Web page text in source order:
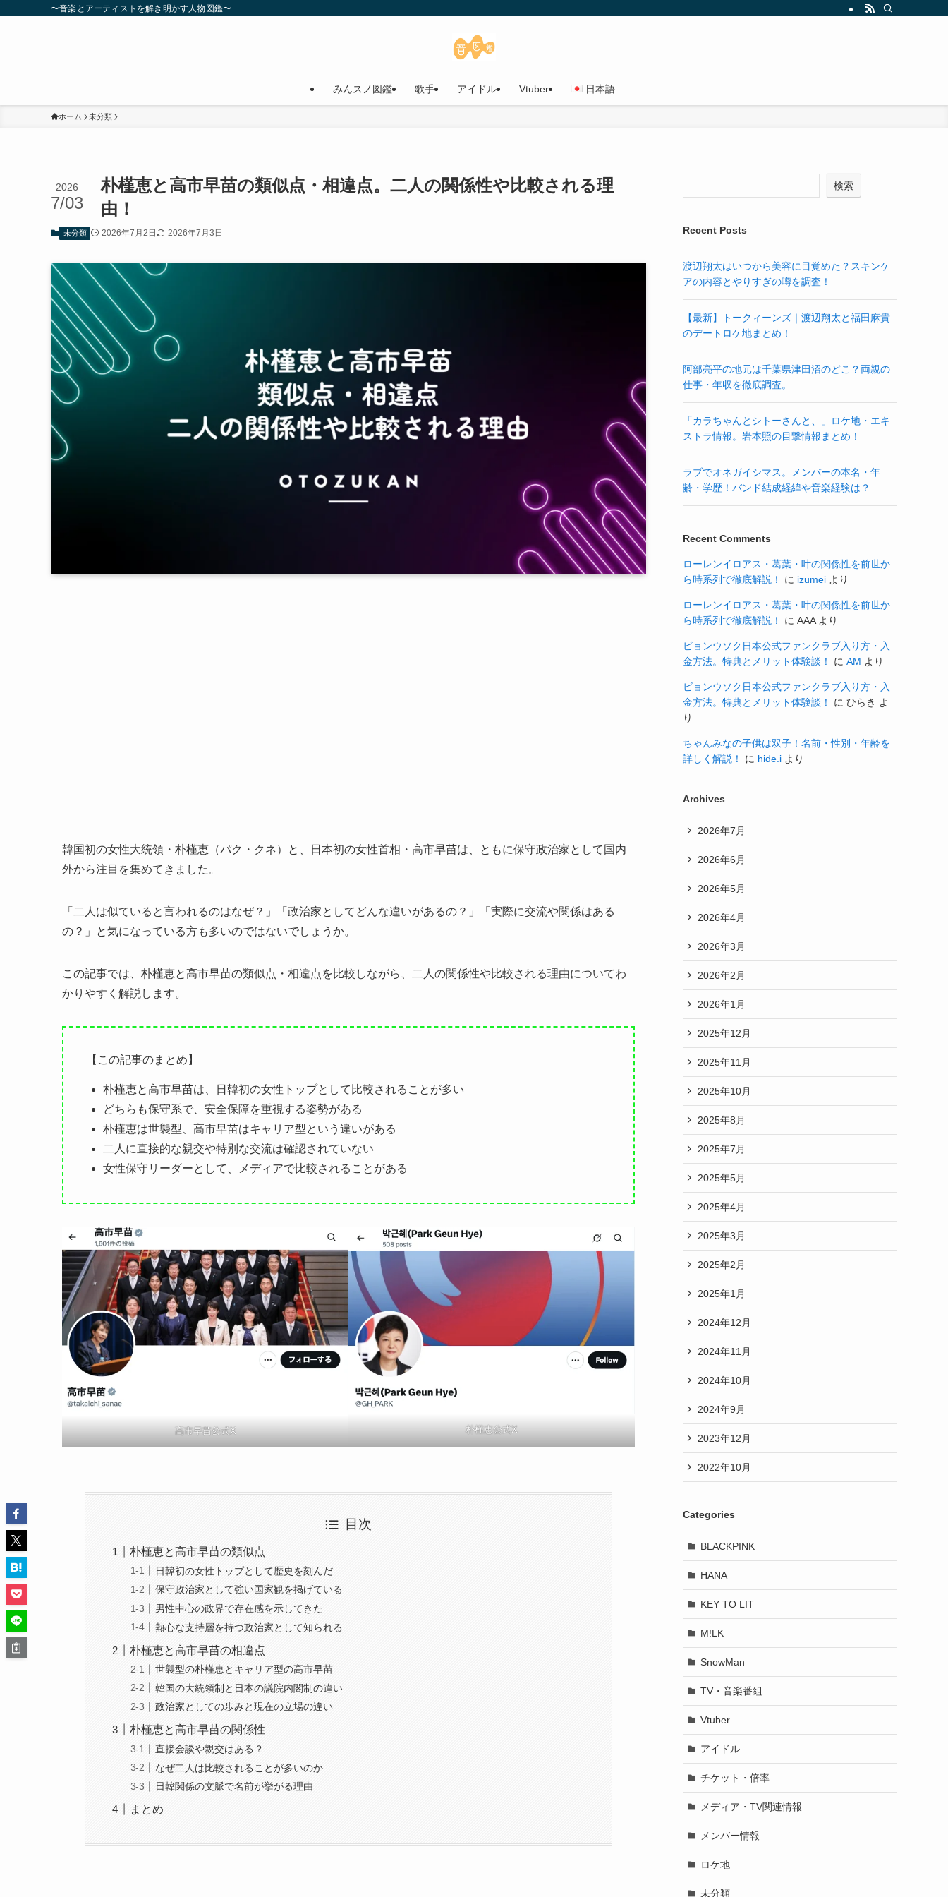
〜音楽とアーティストを解き明かす人物図鑑〜
みんスノ図鑑 歌手 アイドル Vtuber 日本語
ホーム 未分類
朴槿恵と高市早苗の類似点・相違点。二人の関係性や比較される理
由！
2026
7/03
未分類 2026年7月2日 2026年7月3日
韓国初の女性大統領・朴槿恵（パク・クネ）と、日本初の女性首相・高市早苗は、ともに保守政治家として国内
外から注目を集めてきました。
「二人は似ていると言われるのはなぜ？」「政治家としてどんな違いがあるの？」「実際に交流や関係はある
の？」と気になっている方も多いのではないでしょうか。
この記事では、朴槿恵と高市早苗の類似点・相違点を比較しながら、二人の関係性や比較される理由についてわ
かりやすく解説します。
【この記事のまとめ】
朴槿恵と高市早苗は、日韓初の女性トップとして比較されることが多い
どちらも保守系で、安全保障を重視する姿勢がある
朴槿恵は世襲型、高市早苗はキャリア型という違いがある
二人に直接的な親交や特別な交流は確認されていない
女性保守リーダーとして、メディアで比較されることがある
高市早苗公式X 朴槿恵公式X
目次
朴槿恵と高市早苗の類似点
日韓初の女性トップとして歴史を刻んだ
保守政治家として強い国家観を掲げている
男性中心の政界で存在感を示してきた
熱心な支持層を持つ政治家として知られる
朴槿恵と高市早苗の相違点
世襲型の朴槿恵とキャリア型の高市早苗
韓国の大統領制と日本の議院内閣制の違い
政治家としての歩みと現在の立場の違い
朴槿恵と高市早苗の関係性
直接会談や親交はある？
なぜ二人は比較されることが多いのか
日韓関係の文脈で名前が挙がる理由
まとめ
検索
Recent Posts
渡辺翔太はいつから美容に目覚めた？スキンケ
アの内容とやりすぎの噂を調査！
【最新】トークィーンズ｜渡辺翔太と福田麻貴
のデートロケ地まとめ！
阿部亮平の地元は千葉県津田沼のどこ？両親の
仕事・年収を徹底調査。
「カラちゃんとシトーさんと、」ロケ地・エキ
ストラ情報。岩本照の目撃情報まとめ！
ラブでオネガイシマス。メンバーの本名・年
齢・学歴！バンド結成経緯や音楽経験は？
Recent Comments
ローレンイロアス・葛葉・叶の関係性を前世か
ら時系列で徹底解説！
に izumei より
ローレンイロアス・葛葉・叶の関係性を前世か
ら時系列で徹底解説！
に AAAより
ビョンウソク日本公式ファンクラブ入り方・入
金方法。特典とメリット体験談！
に AM より
ビョンウソク日本公式ファンクラブ入り方・入
金方法。特典とメリット体験談！
に ひらき よ
り
ちゃんみなの子供は双子！名前・性別・年齢を
詳しく解説！
に hide.i より
Archives
2026年7月
2026年6月
2026年5月
2026年4月
2026年3月
2026年2月
2026年1月
2025年12月
2025年11月
2025年10月
2025年8月
2025年7月
2025年5月
2025年4月
2025年3月
2025年2月
2025年1月
2024年12月
2024年11月
2024年10月
2024年9月
2023年12月
2022年10月
Categories
BLACKPINK
HANA
KEY TO LIT
M!LK
SnowMan
TV・音楽番組
Vtuber
アイドル
チケット・倍率
メディア・TV関連情報
メンバー情報
ロケ地
未分類